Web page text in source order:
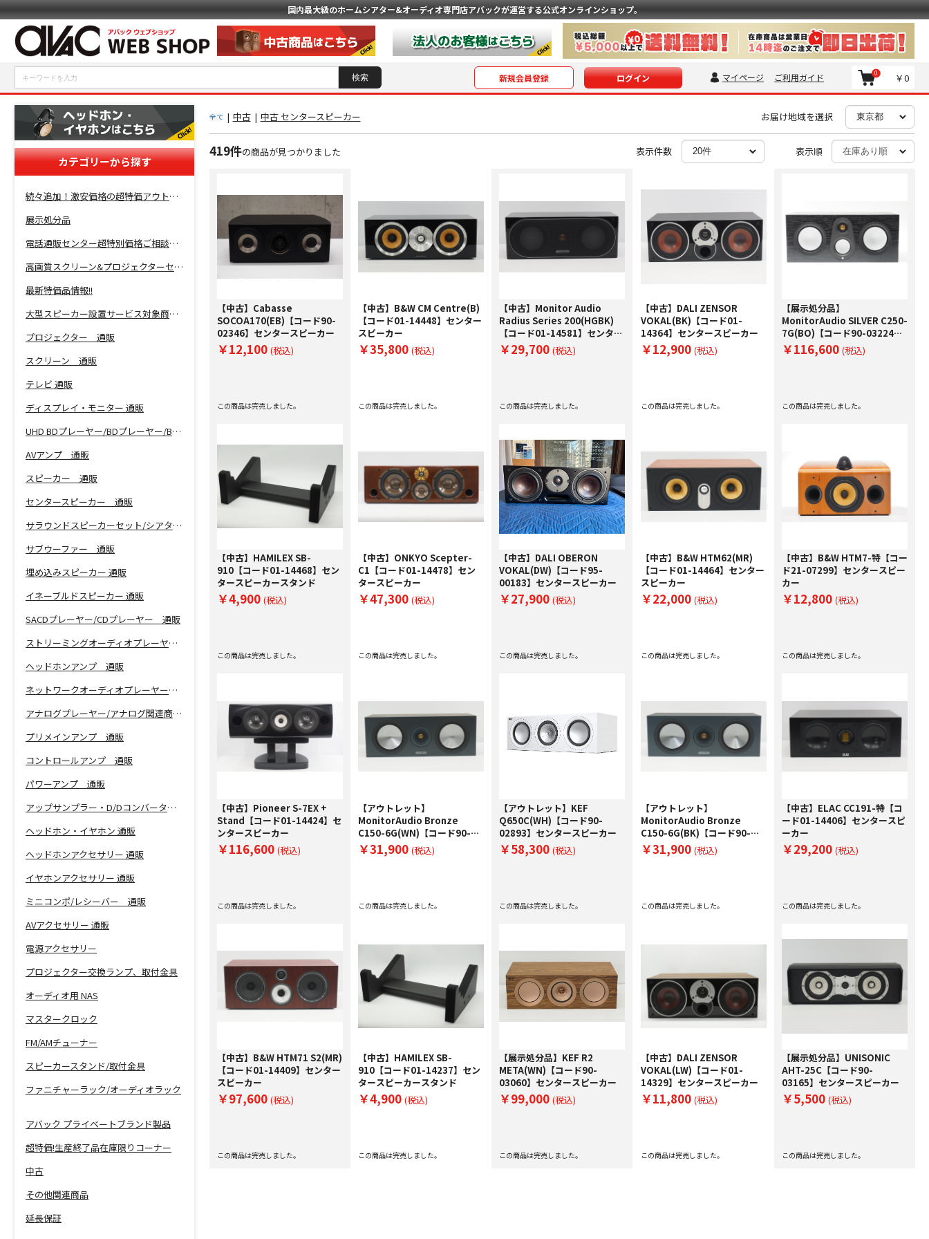
国内最大級のホームシアター&オーディオ専門店アバックが運営する公式オンラインショップ。
新規会員登録 ログイン マイページ ご利用ガイド ￥0
0
カテゴリーから探す
続々追加！激安価格の超特価アウトレットセール開催！
展示処分品
電話通販センター超特別価格ご相談コーナー！
高画質スクリーン&プロジェクターセット超特価！
最新特価品情報!!
大型スピーカー設置サービス対象商品！
プロジェクター 通販
スクリーン 通販
テレビ 通販
ディスプレイ・モニター 通販
UHD BDプレーヤー/BDプレーヤー/BDレコーダー 通販
AVアンプ 通販
スピーカー 通販
センタースピーカー 通販
サラウンドスピーカーセット/シアターバー 通販
サブウーファー 通販
埋め込みスピーカー 通販
イネーブルドスピーカー 通販
SACDプレーヤー/CDプレーヤー 通販
ストリーミングオーディオプレーヤー 通販
ヘッドホンアンプ 通販
ネットワークオーディオプレーヤー 通販
アナログプレーヤー/アナログ関連商品 通販
プリメインアンプ 通販
コントロールアンプ 通販
パワーアンプ 通販
アップサンプラー・D/Dコンバーター 通販
ヘッドホン・イヤホン 通販
ヘッドホンアクセサリー 通販
イヤホンアクセサリー 通販
ミニコンポ/レシーバー 通販
AVアクセサリー 通販
電源アクセサリー
プロジェクター交換ランプ、取付金具
オーディオ用 NAS
マスタークロック
FM/AMチューナー
スピーカースタンド/取付金具
ファニチャーラック/オーディオラック
アバック プライベートブランド製品
超特価!生産終了品在庫限りコーナー
中古
その他関連商品
延長保証
全て | 中古 | 中古 センタースピーカー お届け地域を選択
419件の商品が見つかりました 表示件数 表示順
【中古】Cabasse
SOCOA170(EB)【コード90-
02346】センタースピーカー
￥12,100 (税込)
この商品は完売しました。
【中古】B&W CM Centre(B)
【コード01-14448】センター
スピーカー
￥35,800 (税込)
この商品は完売しました。
【中古】Monitor Audio
Radius Series 200(HGBK)
【コード01-14581】センター
スピーカー
￥29,700(税込)
この商品は完売しました。
【中古】DALI ZENSOR
VOKAL(BK)【コード01-
14364】センタースピーカー
￥12,900 (税込)
この商品は完売しました。
【展示処分品】
MonitorAudio SILVER C250-
7G(BO)【コード90-03224】
センタースピーカー
￥116,600 (税込)
この商品は完売しました。
【中古】HAMILEX SB-
910【コード01-14468】セン
タースピーカースタンド
￥4,900 (税込)
この商品は完売しました。
【中古】ONKYO Scepter-
C1【コード01-14478】セン
タースピーカー
￥47,300 (税込)
この商品は完売しました。
【中古】DALI OBERON
VOKAL(DW)【コード95-
00183】センタースピーカー
￥27,900(税込)
この商品は完売しました。
【中古】B&W HTM62(MR)
【コード01-14464】センター
スピーカー
￥22,000 (税込)
この商品は完売しました。
【中古】B&W HTM7-特【コー
ド21-07299】センタースピー
カー
￥12,800 (税込)
この商品は完売しました。
【中古】Pioneer S-7EX +
Stand【コード01-14424】セ
ンタースピーカー
￥116,600 (税込)
この商品は完売しました。
【アウトレット】
MonitorAudio Bronze
C150-6G(WN)【コード90-
03199】センタースピーカー
￥31,900 (税込)
この商品は完売しました。
【アウトレット】KEF
Q650C(WH)【コード90-
02893】センタースピーカー
￥58,300(税込)
この商品は完売しました。
【アウトレット】
MonitorAudio Bronze
C150-6G(BK)【コード90-
03198】センタースピーカー
￥31,900 (税込)
この商品は完売しました。
【中古】ELAC CC191-特【コ
ード01-14406】センタースピ
ーカー
￥29,200 (税込)
この商品は完売しました。
【中古】B&W HTM71 S2(MR)
【コード01-14409】センター
スピーカー
￥97,600 (税込)
この商品は完売しました。
【中古】HAMILEX SB-
910【コード01-14237】セン
タースピーカースタンド
￥4,900 (税込)
この商品は完売しました。
【展示処分品】KEF R2
META(WN)【コード90-
03060】センタースピーカー
￥99,000(税込)
この商品は完売しました。
【中古】DALI ZENSOR
VOKAL(LW)【コード01-
14329】センタースピーカー
￥11,800 (税込)
この商品は完売しました。
【展示処分品】UNISONIC
AHT-25C【コード90-
03165】センタースピーカー
￥5,500 (税込)
この商品は完売しました。